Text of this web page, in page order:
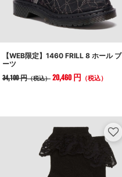
【WEB限定】1460 FRILL 8 ホール ブ
ーツ
34,100 円（税込） 20,460 円 （税込）